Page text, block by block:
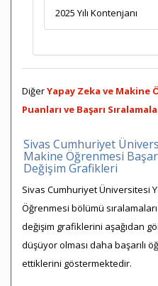
2025 Yılı Kontenjanı
DiğerYapay Zeka ve Makine
Puanları ve Başarı
Sivas Cumhuriyet
Makine Öğrenmesi
Değişim Grafikleri
Sivas Cumhuriyet Üniversitesi
Öğrenmesi bölümü
değişim grafiklerini aşağıdan
düşüyor olması daha başarılı
ettiklerini göstermektedir.